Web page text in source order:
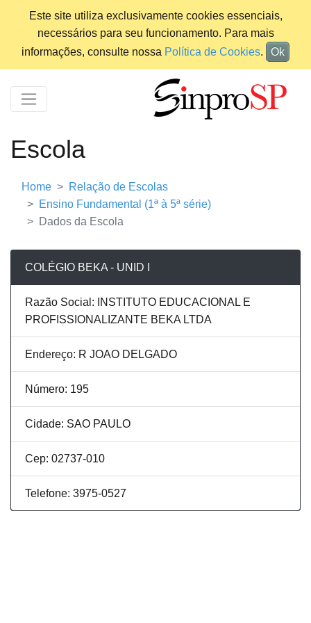
Este site utiliza exclusivamente cookies essenciais,
necessários para seu funcionamento. Para mais
informações, consulte nossa Política de Cookies. Ok
Escola
Home
Relação de Escolas
Ensino Fundamental (1ª à 5ª série)
Dados da Escola
COLÉGIO BEKA - UNID I
Razão Social: INSTITUTO EDUCACIONAL E
PROFISSIONALIZANTE BEKA LTDA
Endereço: R JOAO DELGADO
Número: 195
Cidade: SAO PAULO
Cep: 02737-010
Telefone: 3975-0527